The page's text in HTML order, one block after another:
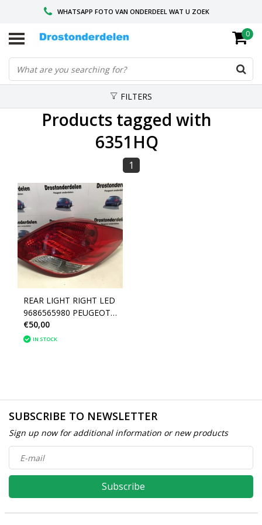
WHATSAPP FOTO VAN ONDERDEEL WAT U ZOEK
VOOR 16.00 BESTELD, VANDAAG VERZONDEN
GESPECIALISEERD PEUGEOT
0
FILTERS
Products tagged with
6351HQ
1
REAR LIGHT RIGHT LED
9686565980 PEUGEOT
207 (6351HQ)
€50,00
IN STOCK
SUBSCRIBE TO NEWSLETTER
Sign up now for additional information or new products
Subscribe